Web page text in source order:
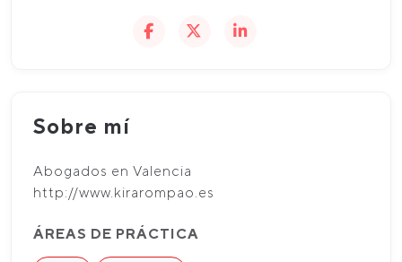
Sobre mí
Abogados en Valencia
http://www.kirarompao.es
ÁREAS DE PRÁCTICA